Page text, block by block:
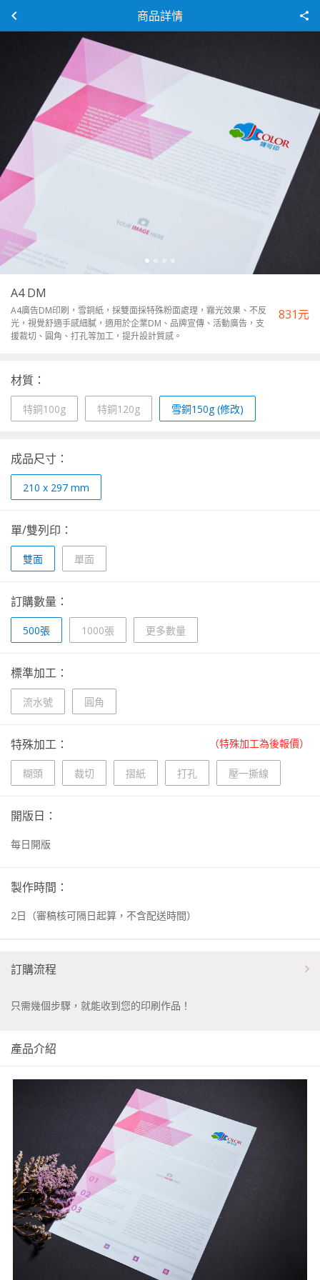
商品詳情
A4 DM
A4廣告DM印刷，雪銅紙，採雙面採特殊粉面處理，霧光效果、不反
光，視覺舒適手感細膩，適用於企業DM、品牌宣傳、活動廣告，支
援裁切、圓角、打孔等加工，提升設計質感。
831元
材質：
特銅100g 特銅120g 雪銅150g (修改)
成品尺寸：
210 x 297 mm
單/雙列印：
雙面 單面
訂購數量：
500張 1000張 更多數量
標準加工：
流水號 圓角
特殊加工： （特殊加工為後報價）
糊頭 裁切 摺紙 打孔 壓一撕線
開版日：
每日開版
製作時間：
2日 （審稿核可隔日起算，不含配送時間）
訂購流程
只需幾個步驟，就能收到您的印刷作品！
產品介紹